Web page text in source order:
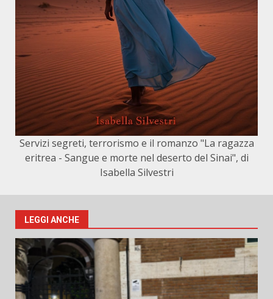
Servizi segreti, terrorismo e il romanzo "La ragazza
eritrea - Sangue e morte nel deserto del Sinai", di
Isabella Silvestri
LEGGI ANCHE